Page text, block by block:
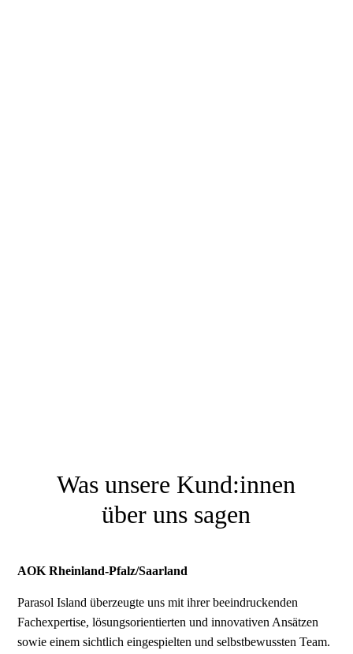
Was unsere Kund:innen
über uns sagen
AOK Rheinland-Pfalz/Saarland
Parasol Island überzeugte uns mit ihrer beeindruckenden
Fachexpertise, lösungsorientierten und innovativen Ansätzen
sowie einem sichtlich eingespielten und selbstbewussten Team.